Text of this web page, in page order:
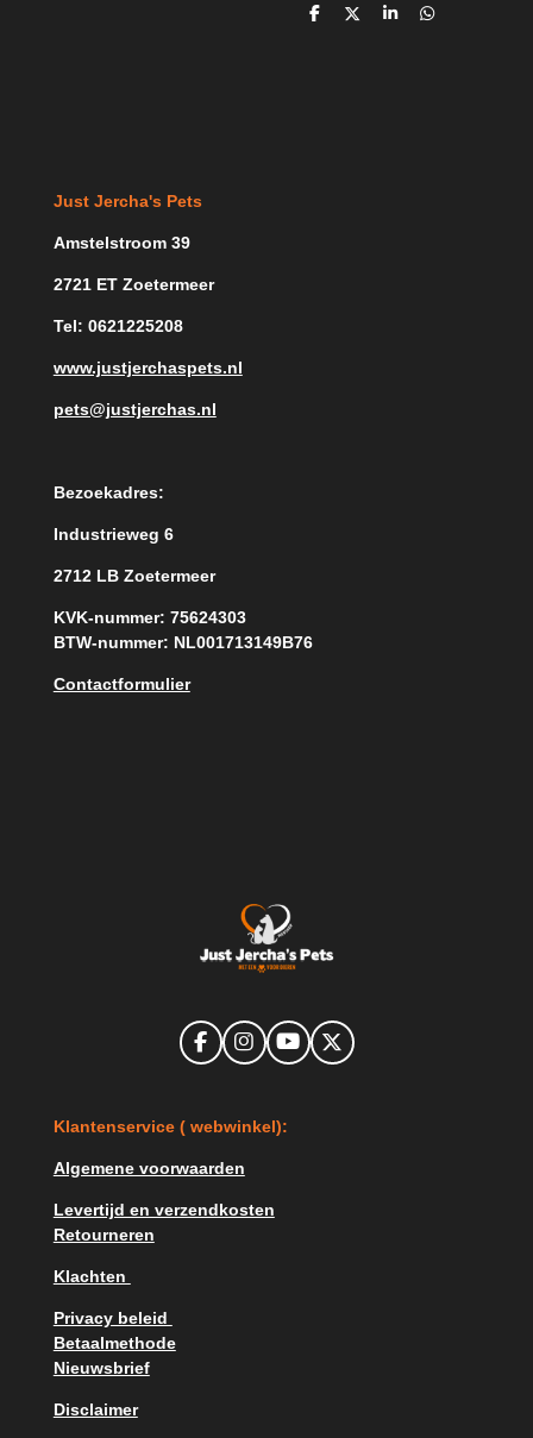
D
D
S
D
Just Jercha's Pets
Amstelstroom 39
2721 ET Zoetermeer
Tel: 0621225208
www.justjerchaspets.nl
pets@justjerchas.nl
Bezoekadres:
Industrieweg 6
2712 LB Zoetermeer
KVK-nummer: 75624303
BTW-nummer: NL001713149B76
Contactformulier
F
a
b
o
I
n
a
r
m
Y
o
u
X
Klantenservice ( webwinkel):
Algemene voorwaarden
Levertijd en verzendkosten
Retourneren
Klachten
Privacy beleid
Betaalmethode
Nieuwsbrief
Disclaimer